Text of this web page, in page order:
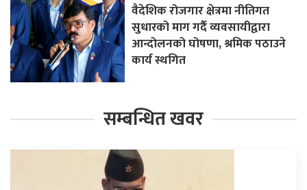
वैदेशिक रोजगार क्षेत्रमा नीतिगत
सुधारको माग गर्दै व्यवसायीद्वारा
आन्दोलनको घोषणा, श्रमिक पठाउने
कार्य स्थगित
सम्बन्धित खवर